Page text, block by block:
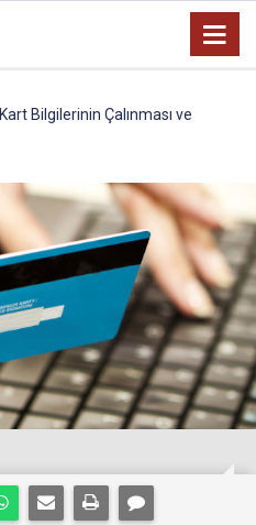
Kart Bilgilerinin Çalınması ve